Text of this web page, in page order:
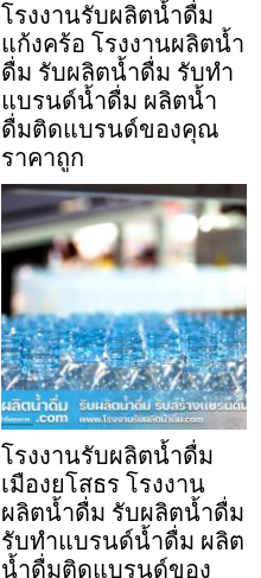
โรงงานรับผลิตน้ำดื่ม
แก้งคร้อ โรงงานผลิตน้ำ
ดื่ม รับผลิตน้ำดื่ม รับทำ
แบรนด์น้ำดื่ม ผลิตน้ำ
ดื่มติดแบรนด์ของคุณ
ราคาถูก
โรงงานรับผลิตน้ำดื่ม
เมืองยโสธร โรงงาน
ผลิตน้ำดื่ม รับผลิตน้ำดื่ม
รับทำแบรนด์น้ำดื่ม ผลิต
น้ำดื่มติดแบรนด์ของ